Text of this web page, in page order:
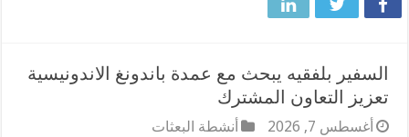
السفير بلفقيه يبحث مع عمدة باندونغ الاندونيسية
تعزيز التعاون المشترك
أغسطس 7, 2026 أنشطة البعثات